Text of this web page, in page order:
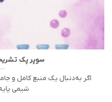
سوپر پک
اگر به‌دنبال یک منبع کامل و
شیمی